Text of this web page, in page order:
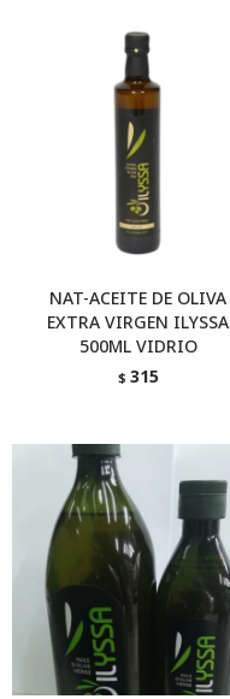
NAT-ACEITE DE OLIVA
EXTRA VIRGEN ILYSSA
500ML VIDRIO
$ 315